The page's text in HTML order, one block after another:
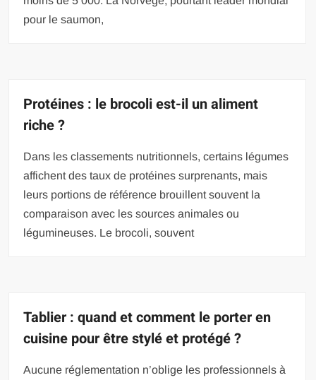
pour le saumon,
Protéines : le brocoli est-il un aliment
riche ?
Dans les classements nutritionnels, certains légumes
affichent des taux de protéines surprenants, mais
leurs portions de référence brouillent souvent la
comparaison avec les sources animales ou
légumineuses. Le brocoli, souvent
Tablier : quand et comment le porter en
cuisine pour être stylé et protégé ?
Aucune réglementation n’oblige les professionnels à